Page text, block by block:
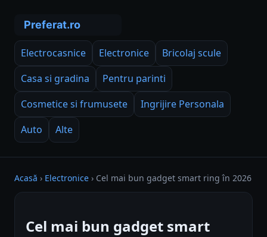
Electrocasnice Electronice
Bricolaj scule
Casa si gradina
Pentru parinti
Cosmetice si frumusete
Ingrijire Personala
Auto
Alte
Acasă › Electronice › Cel mai bun gadget smart ring în 2026
Cel mai bun gadget smart